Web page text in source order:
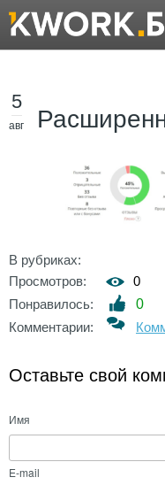
5
авг
В рубриках:
Просмотров:
0
Понравилось:
0
Комментарии:
Оставьте свой
Имя
E-mail